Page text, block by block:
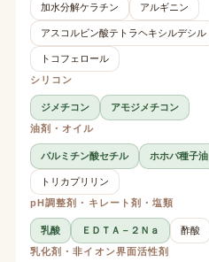
加水分解ケラチン アルギニン
アスコルビン酸テトラヘキシルデシル
トコフェロール
シリコン
ジメチコン
アモジメチコン
油剤・オイル
パルミチン酸セチル ホホバ種子油
トリカプリリン
pH調整剤・キレート剤・塩類
乳酸 ＥＤＴＡ－２Ｎａ
酢酸
乳化剤・非イオン界面活性剤